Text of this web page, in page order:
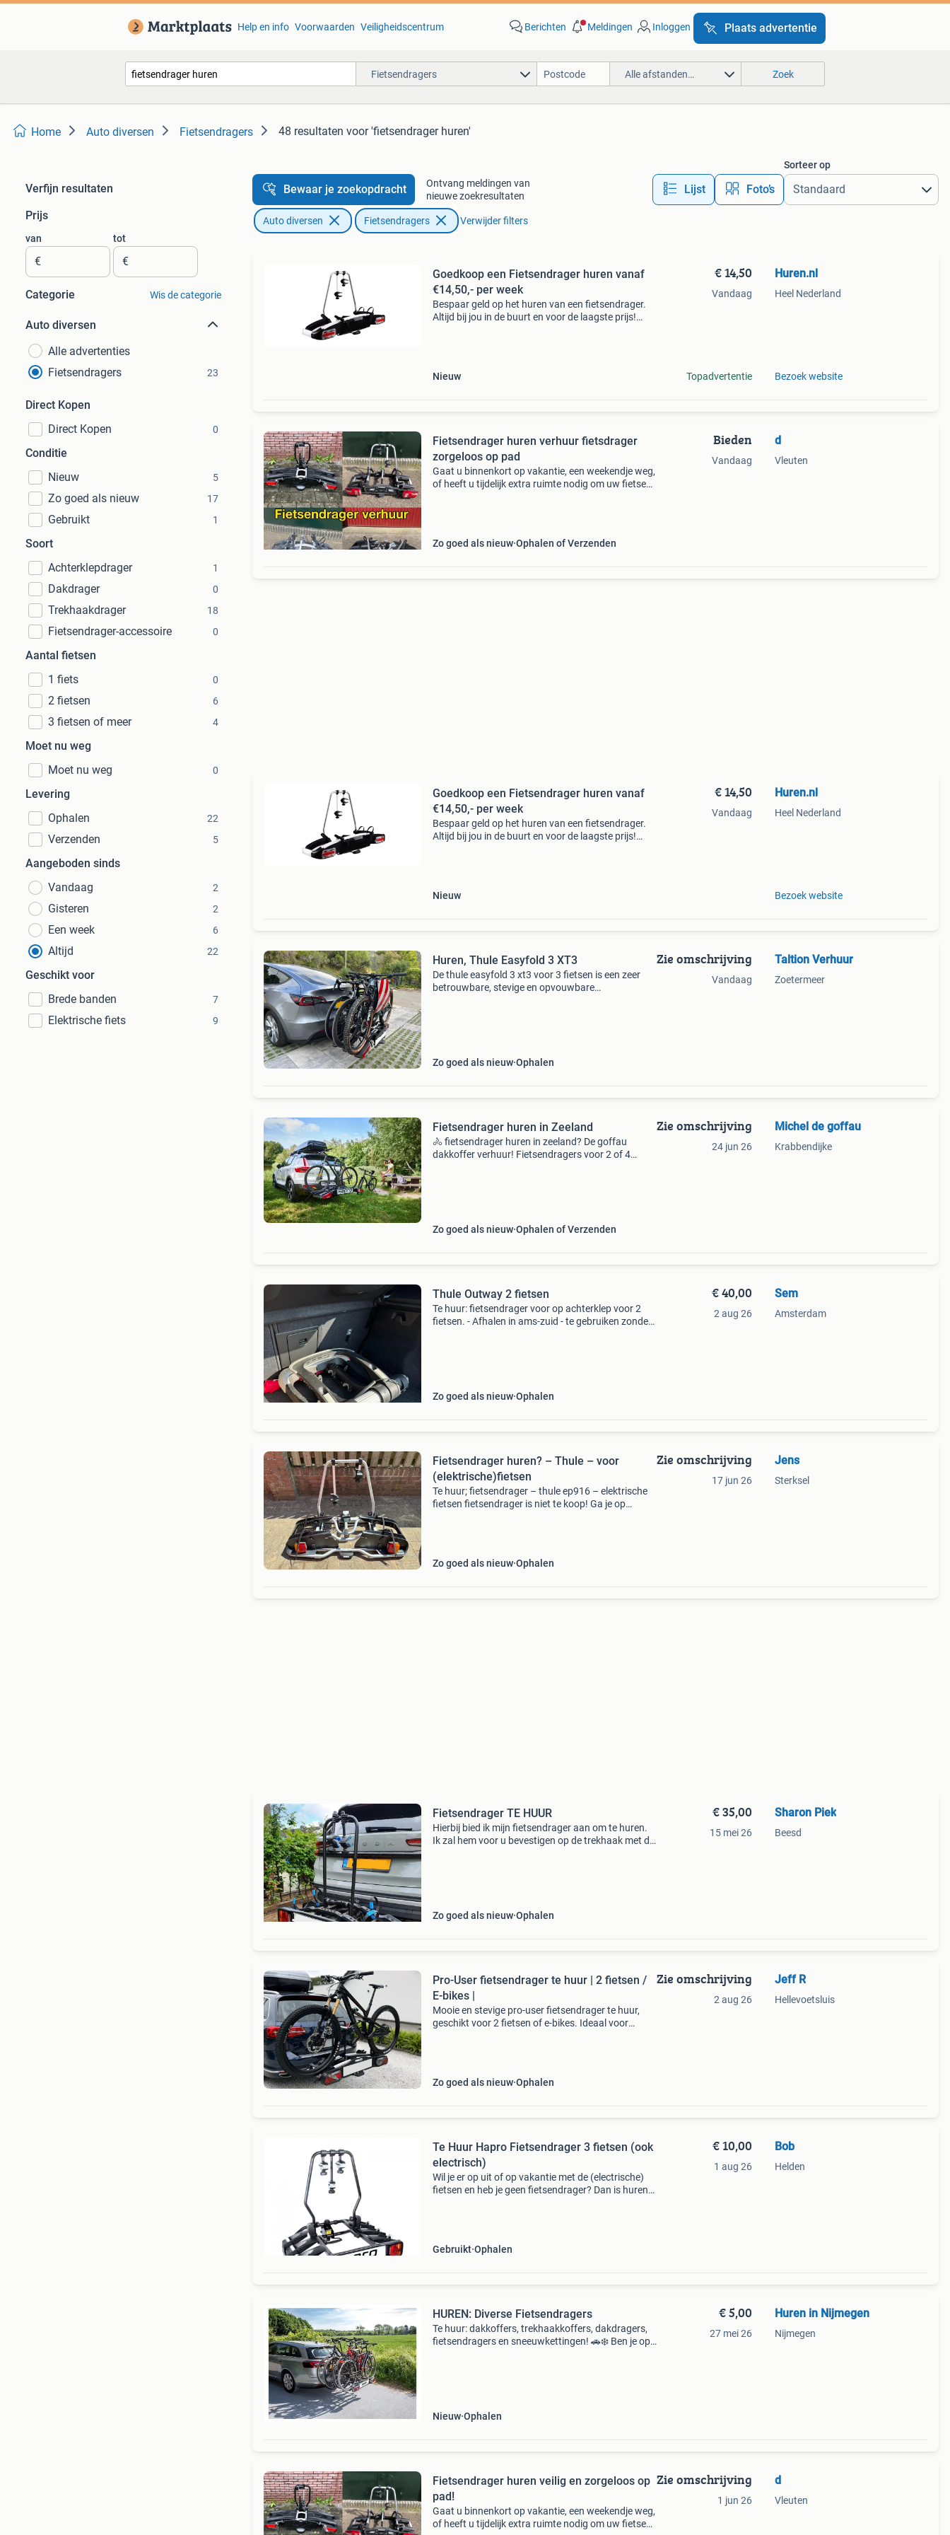
Help en info Voorwaarden Veiligheidscentrum Berichten Meldingen Inloggen Plaats advertentie
Fietsendragers Alle afstanden… Zoek
Home Auto diversen Fietsendragers 48 resultaten voor 'fietsendrager huren'
Verfijn resultaten
Prijs
van
€
tot
€
Categorie Wis de categorie
Auto diversen
Alle advertenties
Fietsendragers
23
Direct Kopen
Direct Kopen
0
Conditie
Nieuw
5
Zo goed als nieuw 17
Gebruikt 1
Soort
Achterklepdrager
1
Dakdrager 0
Trekhaakdrager 18
Fietsendrager-accessoire 0
Aantal fietsen
1 fiets
0
2 fietsen 6
3 fietsen of meer 4
Moet nu weg
Moet nu weg
0
Levering
Ophalen
22
Verzenden 5
Aangeboden sinds
Vandaag
2
Gisteren 2
Een week 6
Altijd 22
Geschikt voor
Brede banden
7
Elektrische fiets 9
Bewaar je zoekopdracht
Ontvang meldingen van
nieuwe zoekresultaten
Lijst Foto’s
Sorteer op
Auto diversen Fietsendragers Verwijder filters
Goedkoop een Fietsendrager huren vanaf
€14,50,- per week
Bespaar geld op het huren van een fietsendrager.
Altijd bij jou in de buurt en voor de laagste prijs!
Nieuw
€ 14,50
Vandaag
Topadvertentie
Huren.nl
Heel Nederland
Bezoek website
Fietsendrager huren verhuur fietsdrager
zorgeloos op pad
Gaat u binnenkort op vakantie, een weekendje weg,
of heeft u tijdelijk extra ruimte nodig om uw fietsen
Zo goed als nieuw Ophalen of Verzenden
Bieden
Vandaag
d
Vleuten
Goedkoop een Fietsendrager huren vanaf
€14,50,- per week
Bespaar geld op het huren van een fietsendrager.
Altijd bij jou in de buurt en voor de laagste prijs!
Nieuw
€ 14,50
Vandaag
Huren.nl
Heel Nederland
Bezoek website
Huren, Thule Easyfold 3 XT3
De thule easyfold 3 xt3 voor 3 fietsen is een zeer
betrouwbare, stevige en opvouwbare
Zo goed als nieuw Ophalen
Zie omschrijving
Vandaag
Taltion Verhuur
Zoetermeer
Fietsendrager huren in Zeeland
🚴 fietsendrager huren in zeeland? De goffau
dakkoffer verhuur! Fietsendragers voor 2 of 4
Zo goed als nieuw Ophalen of Verzenden
Zie omschrijving
24 jun 26
Michel de goffau
Krabbendijke
Thule Outway 2 fietsen
Te huur: fietsendrager voor op achterklep voor 2
fietsen. - Afhalen in ams-zuid - te gebruiken zonder
Zo goed als nieuw Ophalen
€ 40,00
2 aug 26
Sem
Amsterdam
Fietsendrager huren? – Thule – voor
(elektrische)fietsen
Te huur; fietsendrager – thule ep916 – elektrische
fietsen fietsendrager is niet te koop! Ga je op
Zo goed als nieuw Ophalen
Zie omschrijving
17 jun 26
Jens
Sterksel
Fietsendrager TE HUUR
Hierbij bied ik mijn fietsendrager aan om te huren.
Ik zal hem voor u bevestigen op de trekhaak met de
Zo goed als nieuw Ophalen
€ 35,00
15 mei 26
Sharon Piek
Beesd
Pro-User fietsendrager te huur | 2 fietsen /
E-bikes |
Mooie en stevige pro-user fietsendrager te huur,
geschikt voor 2 fietsen of e-bikes. Ideaal voor
Zo goed als nieuw Ophalen
Zie omschrijving
2 aug 26
Jeff R
Hellevoetsluis
Te Huur Hapro Fietsendrager 3 fietsen (ook
electrisch)
Wil je er op uit of op vakantie met de (electrische)
fietsen en heb je geen fietsendrager? Dan is huren
Gebruikt Ophalen
€ 10,00
1 aug 26
Bob
Helden
HUREN: Diverse Fietsendragers
Te huur: dakkoffers, trekhaakkoffers, dakdragers,
fietsendragers en sneeuwkettingen! 🚗❄️ Ben je op
Nieuw Ophalen
€ 5,00
27 mei 26
Huren in Nijmegen
Nijmegen
Fietsendrager huren veilig en zorgeloos op
pad!
Gaat u binnenkort op vakantie, een weekendje weg,
of heeft u tijdelijk extra ruimte nodig om uw fietsen
Zie omschrijving
1 jun 26
d
Vleuten